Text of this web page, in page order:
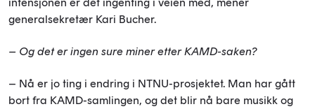
generalsekretær Kari Bucher.
– Og det er ingen sure miner etter KAMD-saken?
– Nå er jo ting i endring i NTNU-prosjektet. Man har gått
bort fra KAMD-samlingen, og det blir nå bare musikk og